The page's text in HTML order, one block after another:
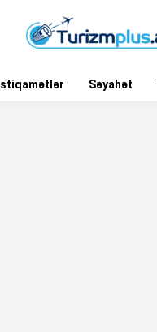
İstiqamətlər Səyahət